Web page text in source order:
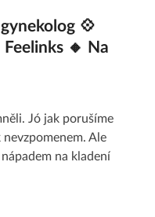
💠
🔸 Na
Jó jak porušíme
Ale
na kladení